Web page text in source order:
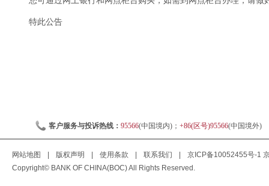
特此公告
客户服务与投诉热线： 95566(中国境内)； +86(区号)95566(中国境外)
网站地图 版权声明 使用条款 联系我们 京ICP备10052455号-1
Copyright© BANK OF CHINA(BOC) All Rights Reserved.